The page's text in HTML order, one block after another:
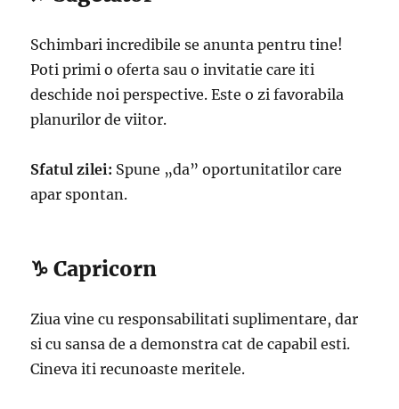
Schimbari incredibile se anunta pentru tine!
Poti primi o oferta sau o invitatie care iti
deschide noi perspective. Este o zi favorabila
planurilor de viitor.
Sfatul zilei: Spune „da” oportunitatilor care
apar spontan.
♑ Capricorn
Ziua vine cu responsabilitati suplimentare, dar
si cu sansa de a demonstra cat de capabil esti.
Cineva iti recunoaste meritele.